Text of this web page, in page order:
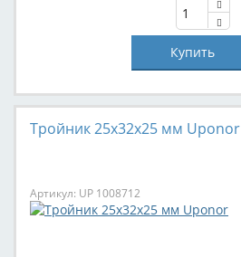
Тройник 25x32x25 мм Uponor
Артикул: UP 1008712